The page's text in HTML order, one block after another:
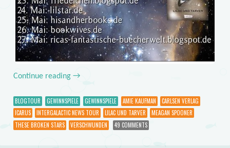
Continue reading →
BLOGTOUR GEWINNSPIELE GEWINNSPIELE AMIE KAUFMAN
CARLSEN VERLAG
ICARUS
INTERGALACTIC NEWS TOUR LILAC UND TARVER
MEAGAN SPOONER
THESE BROKEN STARS
VERSCHWUNDEN 49 COMMENTS